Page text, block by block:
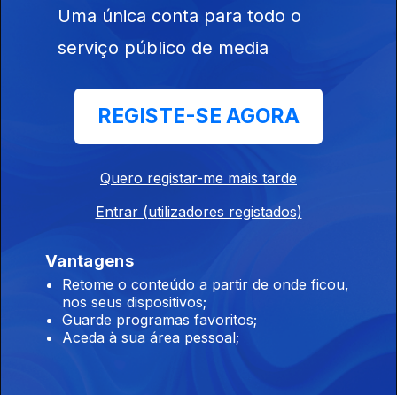
13 jul. 2026
Protagonista
10 jul. 2026
09 jul. 2026
Atmosfera
08 jul. 2026
Uma única conta para todo o
serviço público de media
REGISTE-SE AGORA
Quero registar-me mais tarde
Entrar (utilizadores registados)
Vantagens
Retome o conteúdo a partir de onde ficou,
nos seus dispositivos;
Guarde programas favoritos;
Aceda à sua área pessoal;